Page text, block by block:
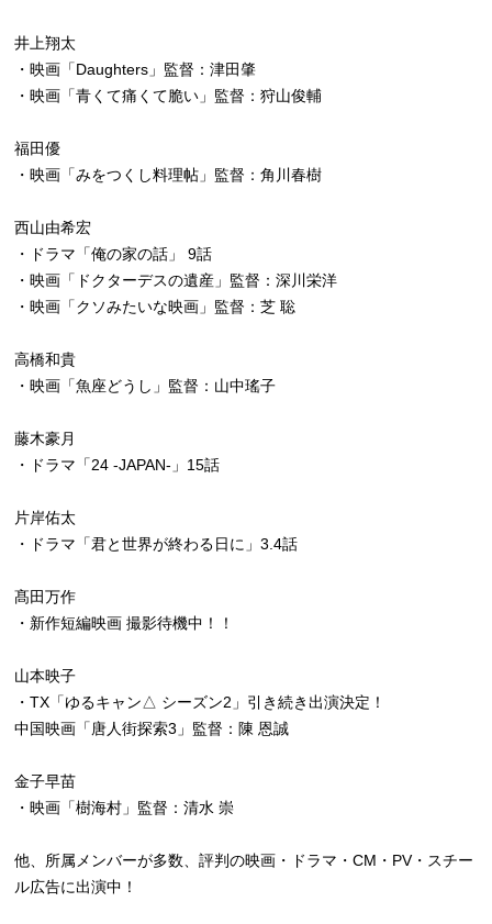
井上翔太
・映画「Daughters」監督：津田肇
・映画「青くて痛くて脆い」監督：狩山俊輔
福田優
・映画「みをつくし料理帖」監督：角川春樹
西山由希宏
・ドラマ「俺の家の話」 9話
・映画「ドクターデスの遺産」監督：深川栄洋
・映画「クソみたいな映画」監督：芝 聡
高橋和貴
・映画「魚座どうし」監督：山中瑤子
藤木豪月
・ドラマ「24 -JAPAN-」15話
片岸佑太
・ドラマ「君と世界が終わる日に」3.4話
髙田万作
・新作短編映画 撮影待機中！！
山本映子
・TX「ゆるキャン△ シーズン2」引き続き出演決定！
中国映画「唐人街探索3」監督：陳 恩誠
金子早苗
・映画「樹海村」監督：清水 崇
他、所属メンバーが多数、評判の映画・ドラマ・CM・PV・スチー
ル広告に出演中！